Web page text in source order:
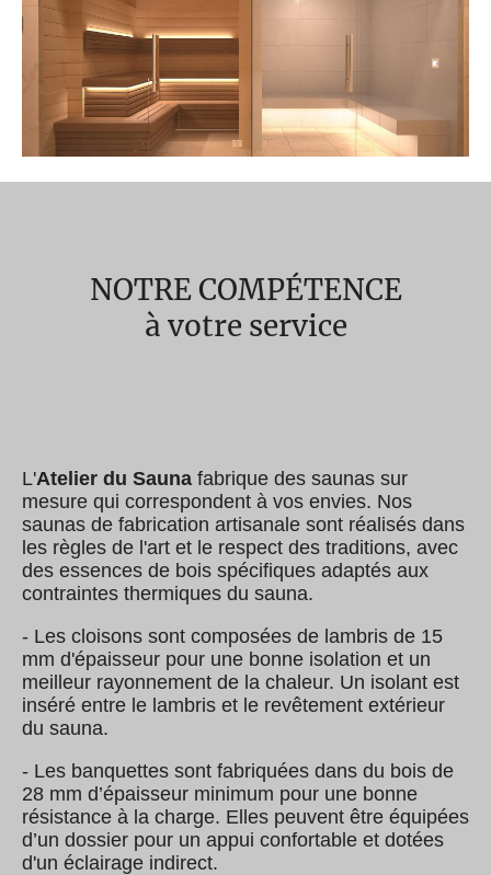
NOTRE COMPÉTENCE
à votre service
L'Atelier du Sauna fabrique des saunas sur
mesure qui correspondent à vos envies. Nos
saunas de fabrication artisanale sont réalisés dans
les règles de l'art et le respect des traditions, avec
des essences de bois spécifiques adaptés aux
contraintes thermiques du sauna.
- Les cloisons sont composées de lambris de 15
mm d'épaisseur pour une bonne isolation et un
meilleur rayonnement de la chaleur. Un isolant est
inséré entre le lambris et le revêtement extérieur
du sauna.
- Les banquettes sont fabriquées dans du bois de
28 mm d’épaisseur minimum pour une bonne
résistance à la charge. Elles peuvent être équipées
d’un dossier pour un appui confortable et dotées
d'un éclairage indirect.